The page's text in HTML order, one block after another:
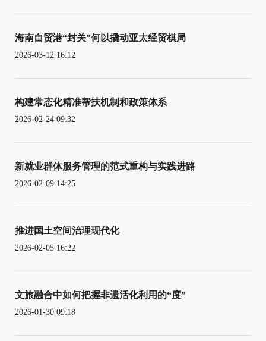
海南自贸港“封关”何以撬动亚太经贸棋局
2026-03-12 16:12
构建常态化精准帮扶机制和政策体系
2026-02-24 09:32
新就业群体服务管理的范式重构与实践进路
2026-02-09 14:25
推进国土空间治理现代化
2026-02-05 16:22
文旅融合中如何把握非遗活化利用的“度”
2026-01-30 09:18